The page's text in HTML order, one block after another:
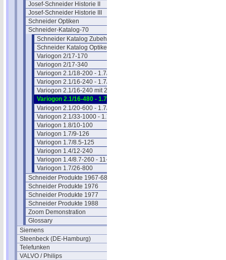
Josef-Schneider Historie II
Josef-Schneider Historie III
Schneider Optiken
Schneider-Katalog-70
Schneider Katalog Zubehör
Schneider Katalog Optiken II
Variogon 2/17-170
Variogon 2/17-340
Variogon 2.1/18-200 - 1.7/14-150
Variogon 2.1/16-240 - 1.7/12.5-190
Variogon 2.1/16-240 mit 2x Enhancer
Variogon 2.1/16-480 - 1.7/12.5-375
Variogon 2.1/20-600 - 1.7/16-480
Variogon 2.1/33-1000 - 1.7/26-800
Variogon 1.8/10-100
Variogon 1.7/9-126
Variogon 1.7/8.5-125
Variogon 1.4/12-240
Variogon 1.4/8.7-260 - 11-333 - 18.5-550
Variogon 1.7/26-800
Schneider Produkte 1967-68
Schneider Produkte 1976
Schneider Produkte 1977
Schneider Produkte 1988
Zoom Demonstration
Glossary
Siemens
Steenbeck (DE-Hamburg)
Telefunken
VALVO / Philips